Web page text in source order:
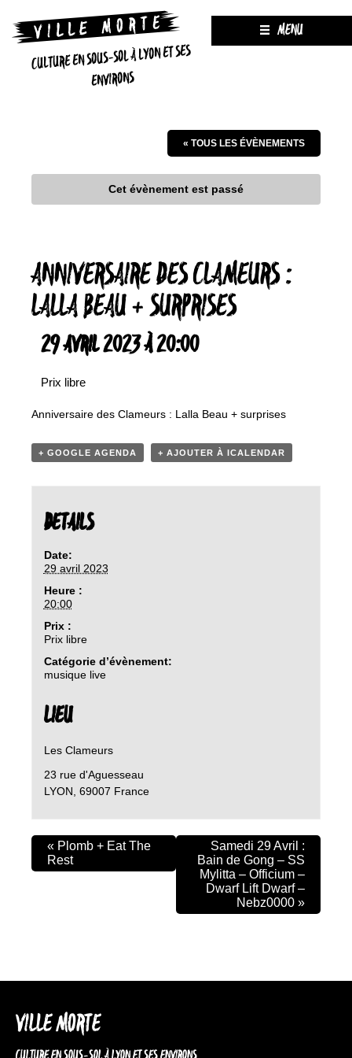
CULTURE EN SOUS-SOL À LYON ET SES
ENVIRONS
MENU
« TOUS LES ÉVÈNEMENTS
Cet évènement est passé
ANNIVERSAIRE DES CLAMEURS :
LALLA BEAU + SURPRISES
29 AVRIL 2023 À 20:00
Prix libre
Anniversaire des Clameurs : Lalla Beau + surprises
+ GOOGLE AGENDA + AJOUTER À ICALENDAR
DETAILS
Date:
29 avril 2023
Heure :
20:00
Prix :
Prix libre
Catégorie d’évènement:
musique live
LIEU
Les Clameurs
23 rue d'Aguesseau
LYON 69007 France
« Plomb + Eat The
Rest
Samedi 29 Avril :
Bain de Gong – SS
Mylitta – Officium –
Dwarf Lift Dwarf –
Nebz0000 »
VILLE MORTE